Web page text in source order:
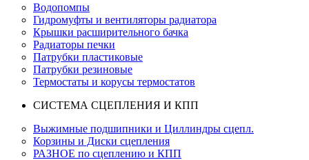
Водопомпы
Гидромуфты и вентиляторы радиатора
Крышки расширительного бачка
Радиаторы печки
Патрубки пластиковые
Патрубки резиновые
Термостаты и корусы термостатов
СИСТЕМА СЦЕПЛЕНИЯ И КПП
Выжимные подшипники и Циллиндры сцепл.
Корзины и Диски сцепления
РАЗНОЕ по сцеплению и КПП